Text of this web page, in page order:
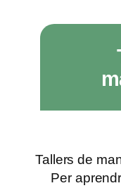
Tallers de
Per